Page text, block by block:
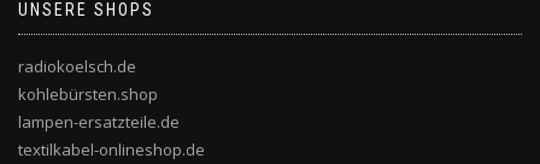
UNSERE SHOPS
radiokoelsch.de
kohlebürsten.shop
lampen-ersatzteile.de
textilkabel-onlineshop.de